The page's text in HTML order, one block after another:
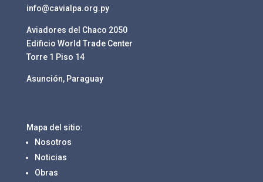
info@cavialpa.org.py
Aviadores del Chaco 2050
Edificio World Trade Center
Torre 1 Piso 14
Asunción, Paraguay
Mapa del sitio:
Nosotros
Noticias
Obras